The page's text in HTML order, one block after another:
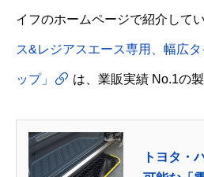
イフのホームページで紹介してい
ス&レジアスエース専用、幅広
ップ」 は、業販実績 No.1の製
トヨタ・